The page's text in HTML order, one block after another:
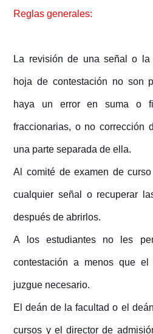
Reglas generales:
La revisión de una señal o
hoja de contestación no son
haya un error en suma o
fraccionarias, o no corrección
una parte separada de ella.
Al comité de examen de
cualquier señal o recuperar
después de abrirlos.
A los estudiantes no les
contestación a menos que
juzgue necesario.
El deán de la facultad o el
cursos y el director de